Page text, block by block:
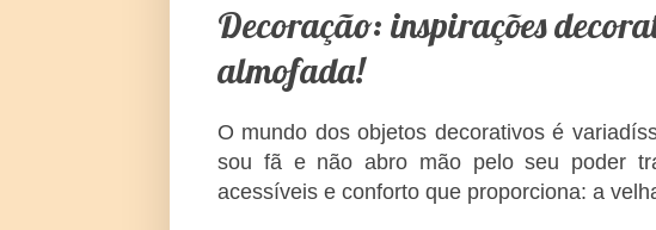
Decoração: inspirações
almofada!
O mundo dos objetos decorativos é
sou fã e não abro mão pelo seu poder
acessíveis e conforto que proporciona: a